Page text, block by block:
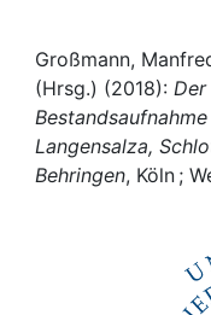
Help
Großmann,
(Hrsg.) (2018): Der
Langensalza,
Behringen, Köln ;